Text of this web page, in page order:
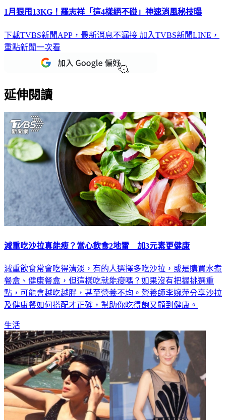
1月狠甩13KG！羅志祥「這4樣絕不碰」神速消風秘技曝
下載TVBS新聞APP，最新消息不漏接 加入TVBS新聞LINE，
重點新聞一次看
延伸閱讀
減重吃沙拉真能瘦？當心飲食2地雷 加3元素更健康
減重飲食常會吃得清淡，有的人選擇多吃沙拉，或是購買水煮
餐盒、健康餐盒，但這樣吃就能瘦嗎？如果沒有把握挑選重
點，可能會越吃越胖，甚至營養不均。營養師李婉萍分享沙拉
及健康餐如何搭配才正確，幫助你吃得飽又顧到健康。
生活